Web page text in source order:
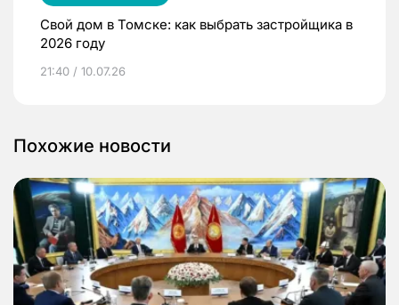
Свой дом в Томске: как выбрать застройщика в
2026 году
21:40 / 10.07.26
Похожие новости